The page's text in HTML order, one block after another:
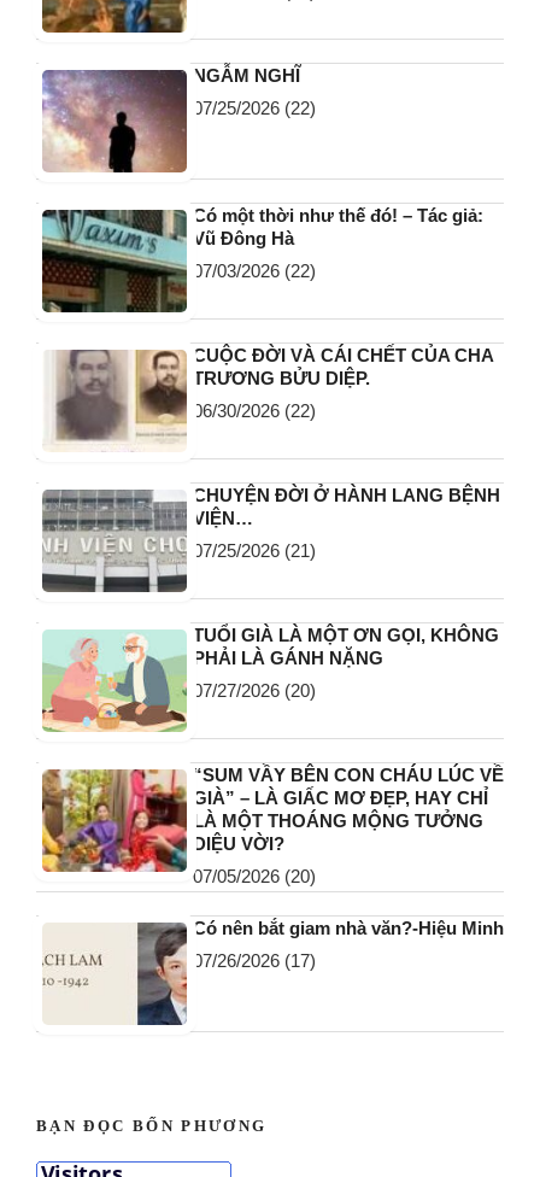
NGẪM NGHĨ
07/25/2026 (22)
Có một thời như thế đó! – Tác giả:
Vũ Đông Hà
07/03/2026 (22)
CUỘC ĐỜI VÀ CÁI CHẾT CỦA CHA
TRƯƠNG BỬU DIỆP.
06/30/2026 (22)
CHUYỆN ĐỜI Ở HÀNH LANG BỆNH
VIỆN…
07/25/2026 (21)
TUỔI GIÀ LÀ MỘT ƠN GỌI, KHÔNG
PHẢI LÀ GÁNH NẶNG
07/27/2026 (20)
“SUM VẦY BÊN CON CHÁU LÚC VỀ
GIÀ” – LÀ GIẤC MƠ ĐẸP, HAY CHỈ
LÀ MỘT THOÁNG MỘNG TƯỞNG
DIỆU VỜI?
07/05/2026 (20)
Có nên bắt giam nhà văn?-Hiệu Minh
07/26/2026 (17)
BẠN ĐỌC BỐN PHƯƠNG